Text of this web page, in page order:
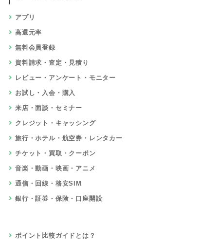
アプリ
高還元率
無料会員登録
資料請求・査定・見積り
レビュー・アンケート・モニター
お試し・入会・購入
来店・面談・セミナー
クレジット・キャッシング
旅行・ホテル・航空券・レンタカー
チケット・買取・クーポン
音楽・動画・映画・アニメ
通信・回線・格安SIM
銀行・証券・保険・口座開設
ポイント比較ガイドとは？